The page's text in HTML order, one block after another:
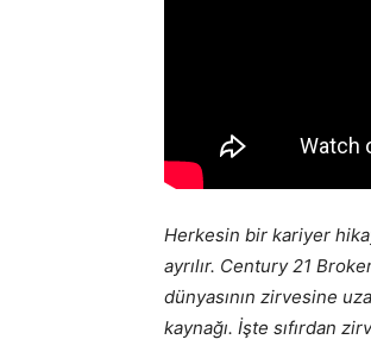
Herkesin bir kariyer
ayrılır. Century 21
dünyasının zirvesine
kaynağı. İşte sıfırdan